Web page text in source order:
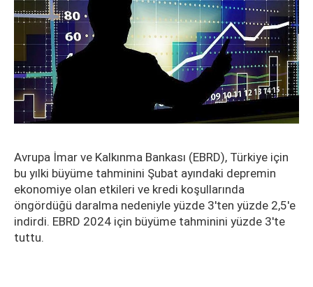
Avrupa İmar ve Kalkınma Bankası (EBRD), Türkiye için
bu yılki büyüme tahminini Şubat ayındaki depremin
ekonomiye olan etkileri ve kredi koşullarında
öngördüğü daralma nedeniyle yüzde 3'ten yüzde 2,5'e
indirdi. EBRD 2024 için büyüme tahminini yüzde 3'te
tuttu.